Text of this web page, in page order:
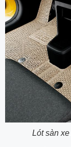
Lót sàn